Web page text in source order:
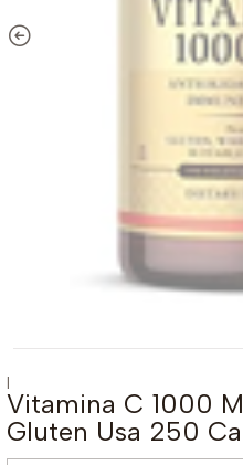
|
Vitamina C 1000
Gluten Usa 250